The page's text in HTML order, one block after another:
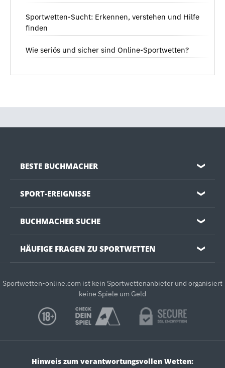
Sportwetten-Sucht: Erkennen, verstehen und Hilfe
finden
Wie seriös und sicher sind Online-Sportwetten?
BESTE BUCHMACHER ❯
SPORT-EREIGNISSE ❯
BUCHMACHER SUCHE ❯
HÄUFIGE FRAGEN ZU SPORTWETTEN ❯
Sportwetten-online.com ist kein Sportwettenanbieter und organisiert
keine Spiele um Geld
Hinweis zum verantwortungsvollen Wetten: